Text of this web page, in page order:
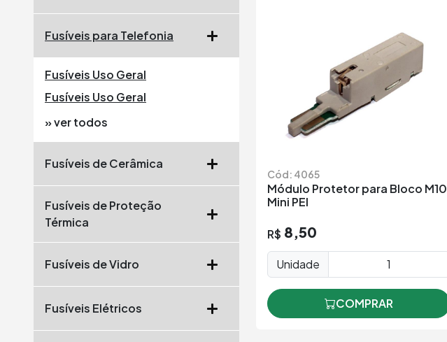
Fusíveis para Telefonia
Fusíveis Uso Geral
Fusíveis Uso Geral
» ver todos
Fusíveis de Cerâmica
Fusíveis de Proteção
Térmica
Fusíveis de Vidro
Fusíveis Elétricos
Cód: 4065
Módulo Protetor para Bloco M10
Mini PEI
R$ 8,50
Unidade
COMPRAR